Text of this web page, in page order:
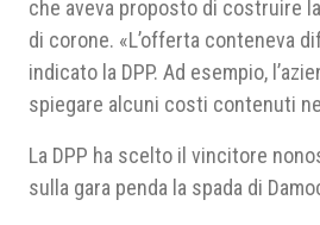
che aveva proposto di costruire
di corone. «L’offerta conteneva
indicato la DPP. Ad esempio,
spiegare alcuni costi contenuti
La DPP ha scelto il vincitore
sulla gara penda la spada di